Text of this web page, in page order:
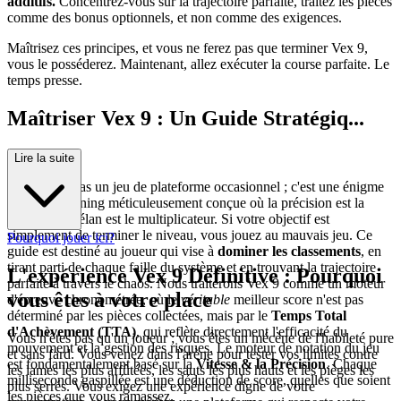
comme des bonus optionnels, et non comme des exigences.
Maîtrisez ces principes, et vous ne ferez pas que terminer Vex 9,
vous le posséderez. Maintenant, allez exécuter la course parfaite. Le
temps presse.
Maîtriser Vex 9 : Un Guide Stratégiq...
ue Avancé
Vex 9 n'est pas un jeu de plateforme occasionnel ; c'est une énigme
de speed-running méticuleusement conçue où la précision est la
monnaie et l'élan est le multiplicateur. Si votre objectif est
simplement de terminer le niveau, vous jouez au mauvais jeu. Ce
guide est destiné au joueur qui vise à dominer les classements, en
tirant parti de chaque faille du système et en trouvant la trajectoire
parfaite à travers le chaos. Nous traiterons Vex 9 comme un moteur
d'épreuve chronométrée, où le véritable meilleur score n'est pas
déterminé par les pièces collectées, mais par le Temps Total
d'Achèvement (TTA), qui reflète directement l'efficacité du
mouvement et la gestion des risques. Le moteur de notation du jeu
est fondamentalement basé sur laVitesse & la Précision. Chaque
milliseconde gaspillée est une déduction de score, quelles que soient
les pièces que vous ramassez.
Lire la suite
Pourquoi jouer ici?
L'expérience Vex 9 Définitive : Pourquoi
vous êtes à votre place
Vous n'êtes pas qu'un joueur ; vous êtes un mécène de l'habileté pure
et sans fard. Vous venez dans l'arène pour tester vos limites contre
les lames les plus affûtées, les sauts les plus hauts et les pièges les
plus serrés. Vous exigez une expérience digne de votre